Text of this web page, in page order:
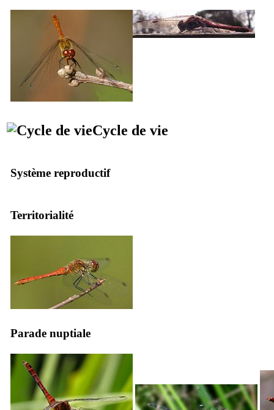
Cycle de vie
Système reproductif
Territorialité
Parade nuptiale